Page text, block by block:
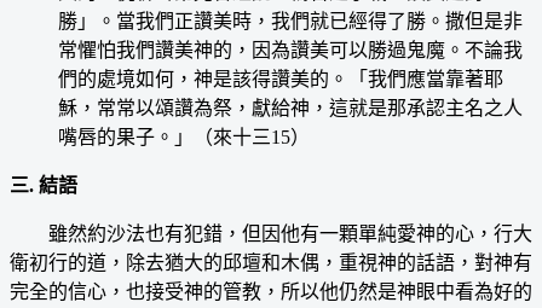
勝」。當我們正讚美時，我們就已經得了勝。撒但是非
常懼怕我們讚美神的，因為讚美可以勝過鬼魔。不論我
們的處境如何，神是該得讚美的。「我們應當靠著耶
穌，常常以頌讚為祭，獻給神，這就是那承認主名之人
嘴唇的果子。」（來十三15）
三. 結語
雖然約沙法也有犯錯，但因他有一顆單純愛神的心，行大
衛初行的道，除去猶大的邱壇和木偶，重視神的話語，對神有
完全的信心，也接受神的管教，所以他仍然是神眼中看為好的